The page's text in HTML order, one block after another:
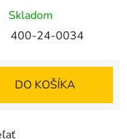
Skladom
400-24-0034
DO KOŠÍKA